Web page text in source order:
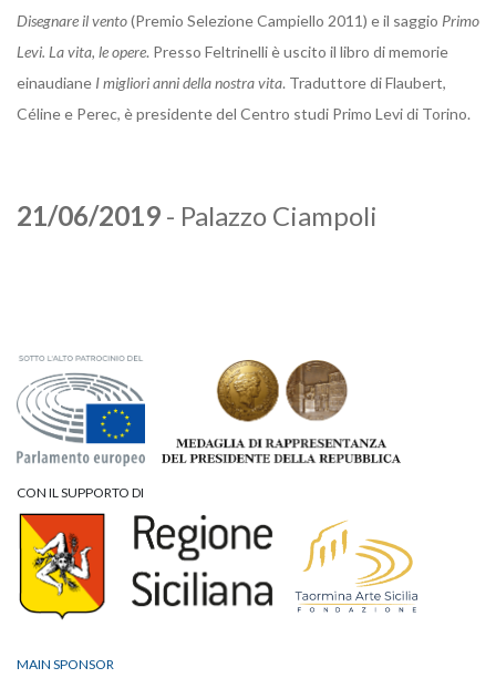
Disegnare il vento(Premio Selezione Campiello 2011) e il saggio Primo
Levi. La vita, le opere. Presso Feltrinelli è uscito il libro di memorie
einaudiane I migliori anni della nostra vita. Traduttore di Flaubert,
Céline e Perec, è presidente del Centro studi Primo Levi di Torino.
21/06/2019 - Palazzo Ciampoli
CON IL SUPPORTO DI
MAIN SPONSOR